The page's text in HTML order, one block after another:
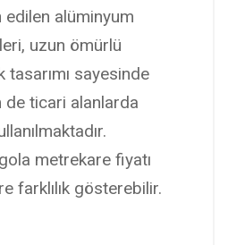
edilen alüminyum
uzun ömürlü
tasarımı sayesinde
de ticari alanlarda
metrekare fiyatı
farklılık gösterebilir.